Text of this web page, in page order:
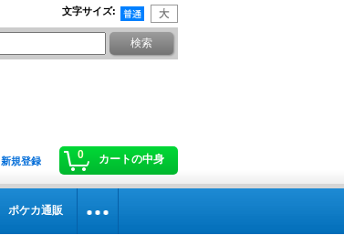
文字サイズ:
0 カートの中身
新規登録
ポケカ通販